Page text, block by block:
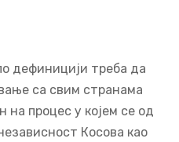
дефиницији треба да
са свим странама
на процес у којем се од
Косова као